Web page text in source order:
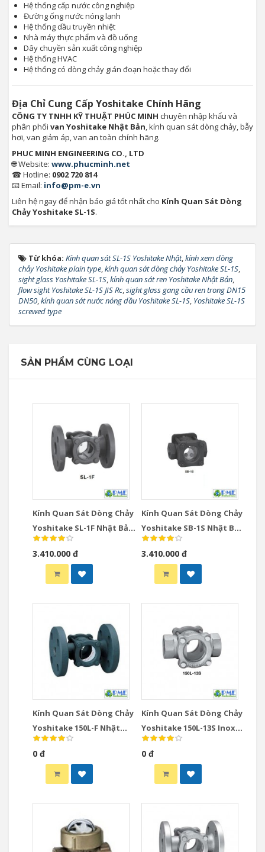
Hệ thống cấp nước công nghiệp
Đường ống nước nóng lạnh
Hệ thống dầu truyền nhiệt
Nhà máy thực phẩm và đồ uống
Dây chuyền sản xuất công nghiệp
Hệ thống HVAC
Hệ thống có dòng chảy gián đoạn hoặc thay đổi
Địa Chỉ Cung Cấp Yoshitake Chính Hãng
CÔNG TY TNHH KỸ THUẬT PHÚC MINH chuyên nhập khẩu và
phân phối van Yoshitake Nhật Bản, kính quan sát dòng chảy, bẫy
hơi, van giảm áp, van an toàn chính hãng.
PHUC MINH ENGINEERING CO., LTD
🌐 Website: www.phucminh.net
☎ Hotline: 0902 720 814
📧 Email: info@pm-e.vn
Liên hệ ngay để nhận báo giá tốt nhất cho Kính Quan Sát Dòng
Chảy Yoshitake SL-1S.
Từ khóa: Kính quan sát SL-1S Yoshitake Nhật,kính xem dòng
chảy Yoshitake plain type,kính quan sát dòng chảy Yoshitake SL-1S,
sight glass Yoshitake SL-1S,kính quan sát ren Yoshitake Nhật Bản,
flow sight Yoshitake SL-1S JIS Rc,sight glass gang cầu ren trong DN15
DN50,kính quan sát nước nóng dầu Yoshitake SL-1S, Yoshitake SL-1S
screwed type
SẢN PHẨM CÙNG LOẠI
Kính Quan Sát Dòng Chảy
Yoshitake SL-1F Nhật Bản
DN15-DN50 Mặt Bích
JIS10K
3.410.000 đ
Kính Quan Sát Dòng Chảy
Yoshitake SB-1S Nhật Bản
DN15-DN50 Ren JIS Rc
3.410.000 đ
Kính Quan Sát Dòng Chảy
Yoshitake 150L-F Nhật
Bản DN65-DN150 JIS10K
0 đ
Kính Quan Sát Dòng Chảy
Yoshitake 150L-13S Inox
Nhật Bản DN15-DN50 Ren
JIS Rc
0 đ